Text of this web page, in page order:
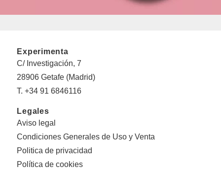
Experimenta
C/ Investigación, 7
28906 Getafe (Madrid)
T. +34 91 6846116
Legales
Aviso legal
Condiciones Generales de Uso y Venta
Politica de privacidad
Política de cookies